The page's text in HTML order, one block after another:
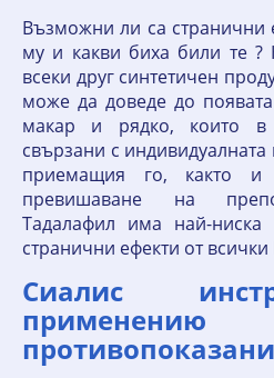
Възможни ли са странични
му и какви биха били те ?
всеки друг синтетичен
може да доведе до
макар и рядко, които в
свързани с
приемащия го, както и
превишаване на
Тадалафил има най-
странични ефекти от
Сиалис
применению